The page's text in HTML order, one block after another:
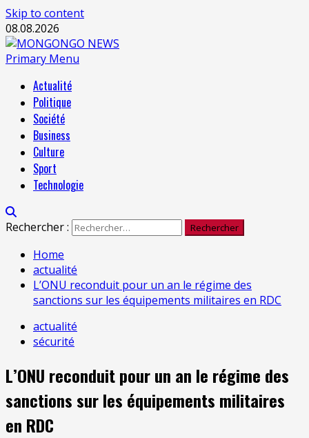
Skip to content
08.08.2026
Primary Menu
Actualité
Politique
Société
Business
Culture
Sport
Technologie
Rechercher :
Home
actualité
L’ONU reconduit pour un an le régime des
sanctions sur les équipements militaires en RDC
actualité
sécurité
L’ONU reconduit pour un an le régime des
sanctions sur les équipements militaires
en RDC